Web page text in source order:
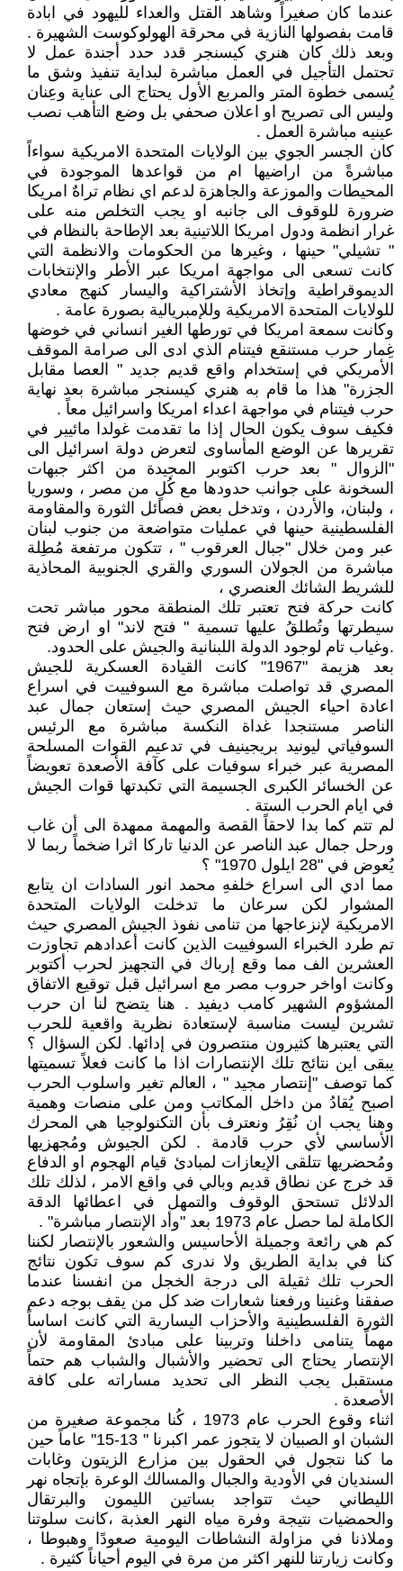
عندما كان صغيراً وشاهد القتل والعداء لليهود في ابادة
قامت بفصولها النازية في محرقة الهولوكوست الشهيرة .
وبعد ذلك كان هنري كيسنجر قدد حدد أجندة عمل لا
تحتمل التأجيل في العمل مباشرة لبداية تنفيذ وشق ما
يُسمى خطوة المتر والمربع الأول يحتاج الى عناية وعِنان
وليس الى تصريح او اعلان صحفي بل وضع التأهب نصب
عينيه مباشرة العمل .
كان الجسر الجوي بين الولايات المتحدة الامريكية سواءاً
مباشرةً من اراضيها ام من قواعدها الموجودة في
المحيطات والموزعة والجاهزة لدعم اي نظام تراهٌ امريكا
ضرورة للوقوف الى جانبه او يجب التخلص منه على
غرار انظمة ودول امريكا اللاتينية بعد الإطاحة بالنظام في
" تشيلي" حينها ، وغيرها من الحكومات والانظمة التي
كانت تسعى الى مواجهة امريكا عبر الأطر والإنتخابات
الديموقراطية وإتخاذ الأشتراكية واليسار كنهج معادي
للولايات المتحدة الامريكية وللإمبريالية بصورة عامة .
وكانت سمعة امريكا في تورطها الغير انساني في خوضها
غِمار حرب مستنقع فيتنام الذي ادى الى صرامة الموقف
الأمريكي في إستخدام واقع قديم جديد " العصا مقابل
الجزرة" هذا ما قام به هنري كيسنجر مباشرة بعد نهاية
حرب فيتنام في مواجهة اعداء امريكا واسرائيل معاً .
فكيف سوف يكون الحال إذا ما تقدمت غولدا مائيير في
تقريرها عن الوضع المأساوى لتعرض دولة اسرائيل الى
"الزوال " بعد حرب اكتوبر المجيدة من اكثر جبهات
السخونة على جوانب حدودها مع كُلٍ من مصر ، وسوريا
، ولبنان، والأردن ، وتدخل بعض فصائل الثورة والمقاومة
الفلسطينية حينها في عمليات متواضعة من جنوب لبنان
عبر ومن خلال "جبال العرقوب " ، تتكون مرتفعة مُطِلة
مباشرة من الجولان السوري والقري الجنوبية المحاذية
للشريط الشائك العنصري ،
كانت حركة فتح تعتبر تلك المنطقة محور مباشر تحت
سيطرتها وتُطلقُ عليها تسمية " فتح لاند" او ارض فتح
.وغياب تام لوجود الدولة اللبنانية والجيش على الحدود.
بعد هزيمة "1967" كانت القيادة العسكرية للجيش
المصري قد تواصلت مباشرة مع السوفييت في اسراع
اعادة احياء الجيش المصري حيث إستعان جمال عبد
الناصر مستنجدا غداة النكسة مباشرة مع الرئيس
السوفياتي ليونيد بريجينيف في تدعيم القوات المسلحة
المصرية عبر خبراء سوفيات على كآفة الأصعدة تعويضاً
عن الخسائر الكبرى الجسيمة التي تكبدتها قوات الجيش
في ايام الحرب الستة .
لم تتم كما بدا لاحقاً القصة والمهمة ممهدة الى أن غاب
ورحل جمال عبد الناصر عن الدنيا تاركا اثرا ضخماً ربما لا
يُعوض في "28 ايلول 1970" ؟
مما ادي الى اسراع خلفهِ محمد انور السادات ان يتابع
المشوار لكن سرعان ما تدخلت الولايات المتحدة
الامريكية لإنزعاجها من تنامى نفوذ الجيش المصري حيث
تم طرد الخبراء السوفييت الذين كانت أعدادهم تجاوزت
العشرين الف مما وقع إرباك في التجهيز لحرب أكتوبر
وكانت اواخر حروب مصر مع اسرائيل قبل توقيع الاتفاق
المشؤوم الشهير كامب ديفيد . هنا يتضح لنا ان حرب
تشرين ليست مناسبة لإستعادة نظرية واقعية للحرب
التي يعتبرها كثيرون منتصرون في إدائها. لكن السؤال ؟
يبقى اين نتائج تلك الإنتصارات اذا ما كانت فعلاً تسميتها
كما توصف "إنتصار مجيد " ، العالم تغير واسلوب الحرب
اصبح يُقادُ من داخل المكاتب ومن على منصات وهمية
وهنا يجب ان نُقِرُ ونعترف بأن التكنولوجيا هي المحرك
الأساسي لأي حرب قادمة . لكن الجيوش ومُجهزيها
ومُحضريها تتلقى الإيعازات لمبادئ قيام الهجوم او الدفاع
قد خرج عن نطاق قديم وبالي في واقع الامر ، لذلك تلك
الدلائل تستحق الوقوف والتمهل في اعطائها الدقة
الكاملة لما حصل عام 1973 بعد "وأد الإنتصار مباشرة" .
كم هي رائعة وجميلة الأحاسيس والشعور بالإنتصار لكننا
كنا في بداية الطريق ولا ندرى كم سوف تكون نتائج
الحرب تلك ثقيلة الى درجة الخجل من انفسنا عندما
صفقنا وغنينا ورفعنا شعارات ضد كل من يقف بوجه دعم
الثورة الفلسطينية والأحزاب اليسارية التي كانت اساساً
مهماً يتنامى داخلنا وتربينا على مبادئ المقاومة لأن
الإنتصار يحتاج الى تحضير والأشبال والشباب هم حتماً
مستقبل يجب النظر الى تحديد مساراته على كافة
الأصعدة .
اثناء وقوع الحرب عام 1973 ، كُنا مجموعة صغيرة من
الشبان او الصبيان لا يتجوز عمر اكبرنا " 13-15" عاماً حين
ما كنا نتجول في الحقول بين مزارع الزيتون وغابات
السنديان في الأودية والجبال والمسالك الوعرة بإتجاه نهر
الليطاني حيث تتواجد بساتين الليمون والبرتقال
والحمضيات نتيجة وفرة مياه النهر العذبة ،كانت سلوتنا
وملاذنا في مزاولة النشاطات اليومية صعودًا وهبوطا ،
وكانت زيارتنا للنهر اكثر من مرة في اليوم أحياناً كثيرة .